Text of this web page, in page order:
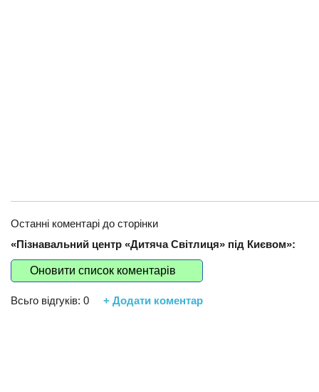
Останні коментарі до сторінки
«Пізнавальний центр «Дитяча Світлиця» під Києвом»:
Оновити список коментарів
Всьго відгуків: 0 + Додати коментар